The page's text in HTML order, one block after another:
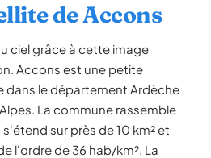
de Accons
ciel grâce à cette image
Accons est une petite
dans le département Ardèche
La commune rassemble
sur près de 10 km² et
l'ordre de 36 hab/km². La